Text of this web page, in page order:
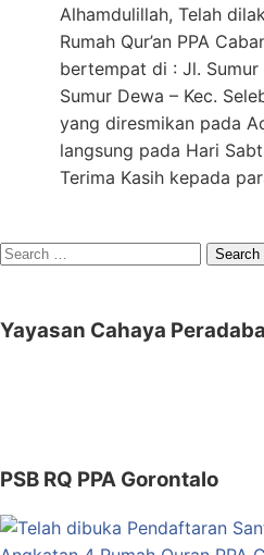
Alhamdulillah, Telah
Rumah Qur’an PPA
bertempat di : Jl. Sumur
Sumur Dewa – Kec.
yang diresmikan pada
langsung pada Hari
Terima Kasih kepada
Search
Yayasan Cahaya
PSB RQ PPA Gorontalo